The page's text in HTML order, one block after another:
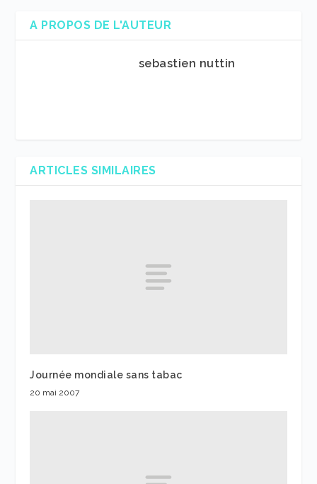
A PROPOS DE L'AUTEUR
sebastien nuttin
ARTICLES SIMILAIRES
Journée mondiale sans tabac
20 mai 2007